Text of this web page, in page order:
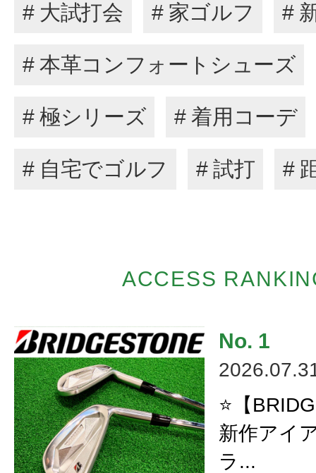
# 大試打会 # 家ゴルフ #
# 本革コンフォートシューズ
# 極シリーズ # 着用コーデ
# 自宅でゴルフ # 試打 #
ACCESS
⭐【
新作アイ
ラ...